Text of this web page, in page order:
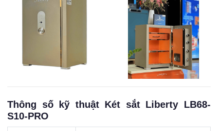
Thông số kỹ thuật Két sắt Liberty LB68-
S10-PRO